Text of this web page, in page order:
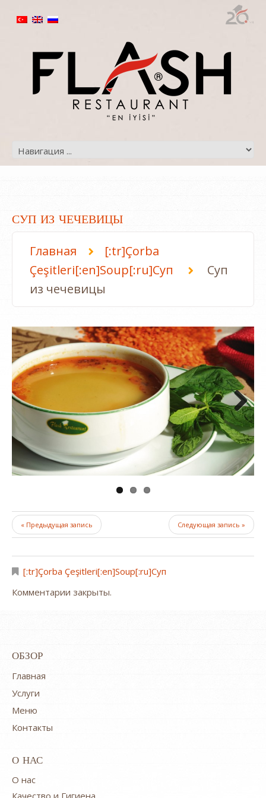
СУП ИЗ ЧЕЧЕВИЦЫ
Главная
[:tr]Çorba
Çeşitleri[:en]Soup[:ru]Суп
Суп
из чечевицы
Next
« Предыдущая запись Следующая запись »
[:tr]Çorba Çeşitleri[:en]Soup[:ru]Суп
Комментарии закрыты.
ОБЗОР
Главная
Услуги
Меню
Контакты
О НАС
O нас
Качество и Гигиена